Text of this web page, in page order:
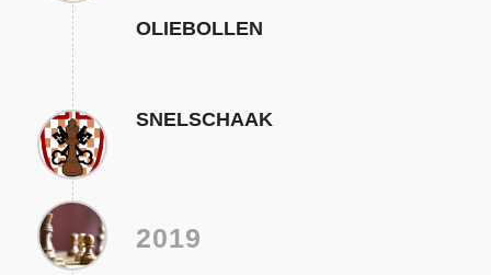
OLIEBOLLEN
SNELSCHAAK
2019